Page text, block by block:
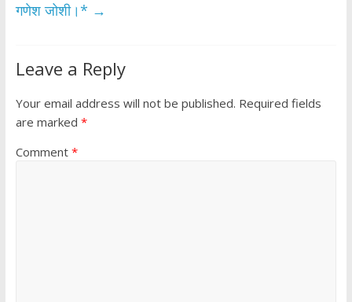
गणेश जोशी।* →
Leave a Reply
Your email address will not be published. Required fields
are marked *
Comment *